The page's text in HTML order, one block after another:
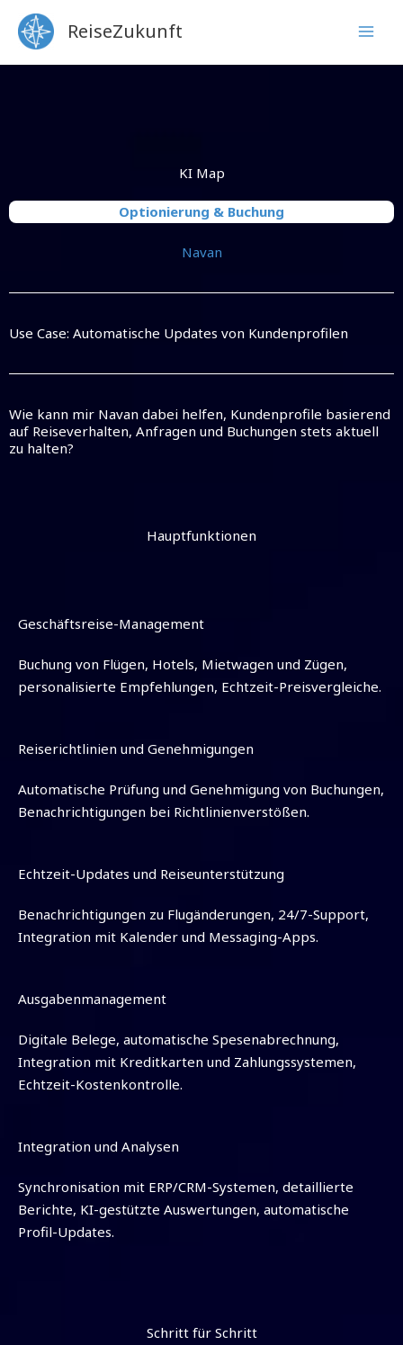
Inhalt
springen
ReiseZukunft
KI Map
Optionierung & Buchung
Navan
Use Case: Automatische Updates von Kundenprofilen
Wie kann mir Navan dabei helfen, Kundenprofile basierend
auf Reiseverhalten, Anfragen und Buchungen stets aktuell
zu halten?
Hauptfunktionen
Geschäftsreise-Management
Buchung von Flügen, Hotels, Mietwagen und Zügen,
personalisierte Empfehlungen, Echtzeit-Preisvergleiche.
Reiserichtlinien und Genehmigungen
Automatische Prüfung und Genehmigung von Buchungen,
Benachrichtigungen bei Richtlinienverstößen.
Echtzeit-Updates und Reiseunterstützung
Benachrichtigungen zu Flugänderungen, 24/7-Support,
Integration mit Kalender und Messaging-Apps.
Ausgabenmanagement
Digitale Belege, automatische Spesenabrechnung,
Integration mit Kreditkarten und Zahlungssystemen,
Echtzeit-Kostenkontrolle.
Integration und Analysen
Synchronisation mit ERP/CRM-Systemen, detaillierte
Berichte, KI-gestützte Auswertungen, automatische
Profil-Updates.
Schritt für Schritt